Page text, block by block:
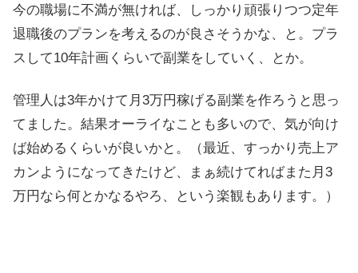
今の職場に不満が無ければ、しっかり頑張りつつ定年
退職後のプランを考えるのが良さそうかな、と。プラ
スして10年計画くらいで副業をしていく、とか。
管理人は3年かけて月3万円稼げる副業を作ろうと思っ
てました。結果オーライなことも多いので、気が向け
ば始めるくらいが良いかと。（最近、すっかり売上ア
カンようになってきたけど、まぁ続けてればまた月3
万円なら何とかなるやろ、という楽観もあります。）